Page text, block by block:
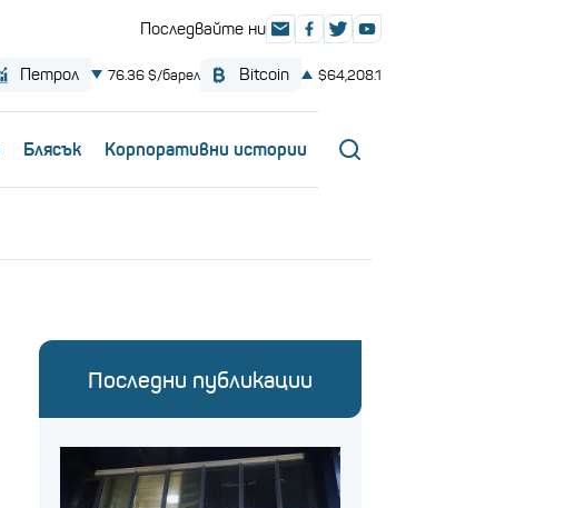
Блясък Корпоративни истории
Последни публикации